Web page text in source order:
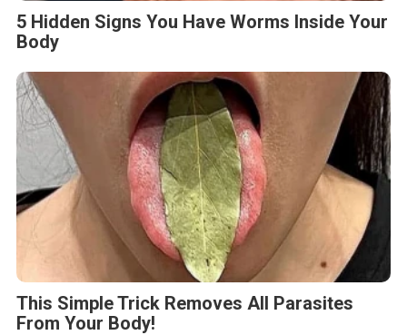
5 Hidden Signs You Have Worms Inside Your
Body
This Simple Trick Removes All Parasites
From Your Body!